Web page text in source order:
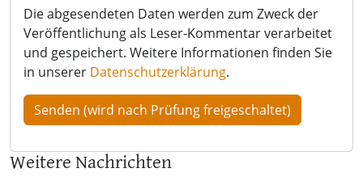
Die abgesendeten Daten werden zum Zweck der
Veröffentlichung als Leser-Kommentar verarbeitet
und gespeichert. Weitere Informationen finden Sie
in unserer Datenschutzerklärung.
Weitere Nachrichten